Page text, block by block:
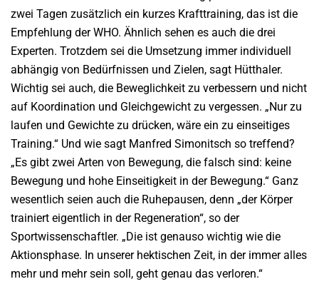
zwei Tagen zusätzlich ein kurzes Krafttraining, das ist die
Empfehlung der WHO. Ähnlich sehen es auch die drei
Experten. Trotzdem sei die Umsetzung immer individuell
abhängig von Bedürfnissen und Zielen, sagt Hütthaler.
Wichtig sei auch, die Beweglichkeit zu verbessern und nicht
auf Koordination und Gleichgewicht zu vergessen. „Nur zu
laufen und Gewichte zu drücken, wäre ein zu einseitiges
Training.“ Und wie sagt Manfred Simonitsch so treffend?
„Es gibt zwei Arten von Bewegung, die falsch sind: keine
Bewegung und hohe Einseitigkeit in der Bewegung.“ Ganz
wesentlich seien auch die Ruhepausen, denn „der Körper
trainiert eigentlich in der Regeneration“, so der
Sportwissenschaftler. „Die ist genauso wichtig wie die
Aktionsphase. In unserer hektischen Zeit, in der immer alles
mehr und mehr sein soll, geht genau das verloren.“